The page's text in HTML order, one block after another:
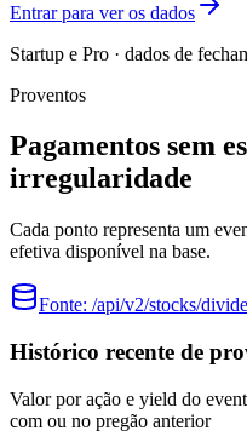
Entrar para ver os dados
Startup e Pro · dados de
Proventos
Pagamentos sem
irregularidade
Cada ponto representa um
efetiva disponível na base.
Fonte: /api/v2/stocks/
Histórico recente de
Valor por ação e yield do
com ou no pregão anterior